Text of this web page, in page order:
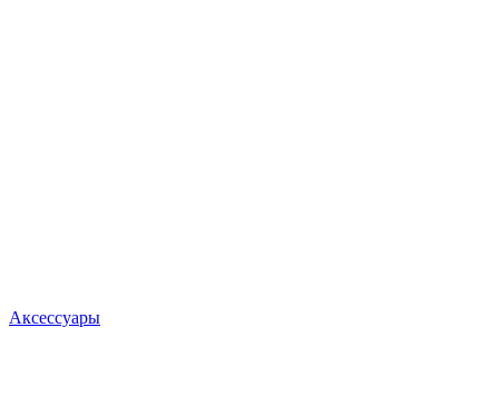
Аксессуары